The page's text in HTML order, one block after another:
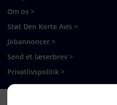
Om os >
Støt Den Korte Avis >
Jobannoncer >
Send et læserbrev >
Privatlivspolitik >